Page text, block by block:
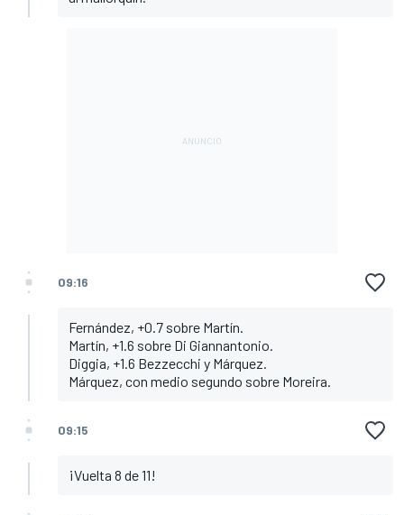
09:16
Fernández, +0.7 sobre Martín.
Martín, +1.6 sobre Di Giannantonio.
Diggia, +1.6 Bezzecchi y Márquez.
Márquez, con medio segundo sobre Moreira.
09:15
¡Vuelta 8 de 11!